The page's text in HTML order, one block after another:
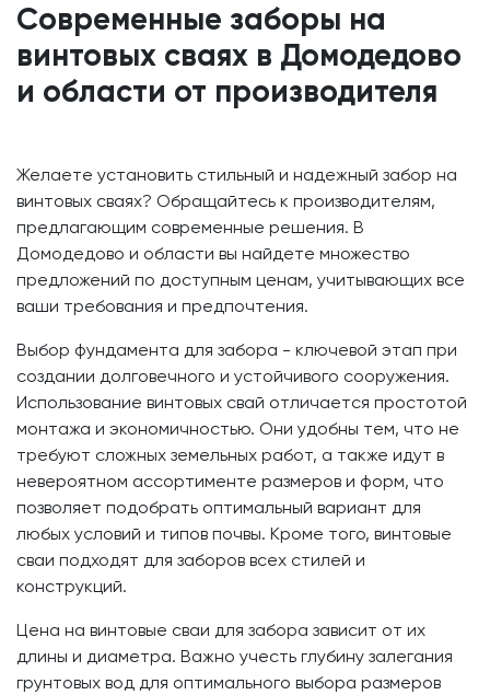
Современные заборы на
винтовых сваях в Домодедово
и области от производителя
Желаете установить стильный и надежный забор на
винтовых сваях? Обращайтесь к производителям,
предлагающим современные решения. В
Домодедово и области вы найдете множество
предложений по доступным ценам, учитывающих все
ваши требования и предпочтения.
Выбор фундамента для забора - ключевой этап при
создании долговечного и устойчивого сооружения.
Использование винтовых свай отличается простотой
монтажа и экономичностью. Они удобны тем, что не
требуют сложных земельных работ, а также идут в
невероятном ассортименте размеров и форм, что
позволяет подобрать оптимальный вариант для
любых условий и типов почвы. Кроме того, винтовые
сваи подходят для заборов всех стилей и
конструкций.
Цена на винтовые сваи для забора зависит от их
длины и диаметра. Важно учесть глубину залегания
грунтовых вод для оптимального выбора размеров